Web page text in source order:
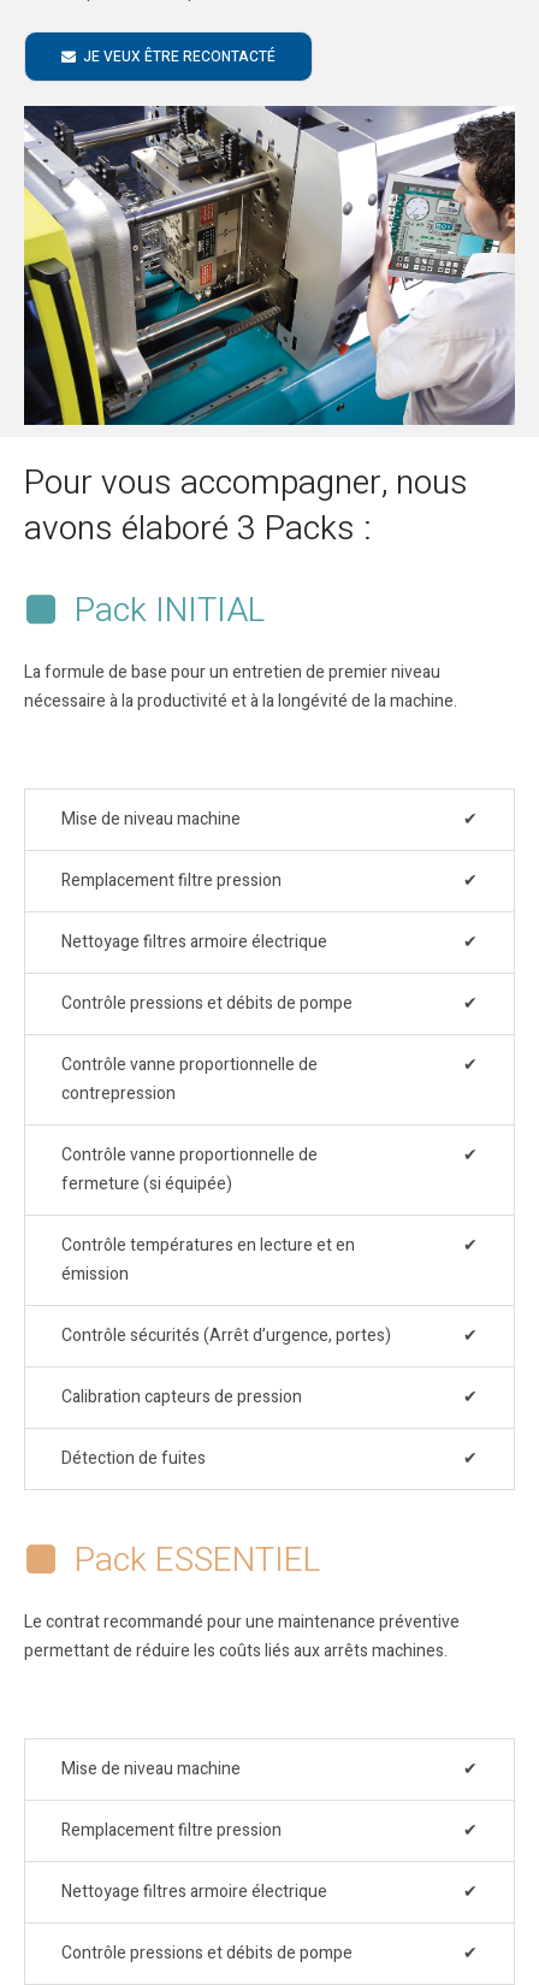
JE VEUX ÊTRE RECONTACTÉ
Pour vous accompagner, nous
avons élaboré 3 Packs :
Pack INITIAL
La formule de base pour un entretien de premier niveau
nécessaire à la productivité et à la longévité de la machine.
Mise de niveau machine ✔
Remplacement filtre pression ✔
Nettoyage filtres armoire électrique ✔
Contrôle pressions et débits de pompe ✔
Contrôle vanne proportionnelle de
contrepression
✔
Contrôle vanne proportionnelle de
fermeture (si équipée)
✔
Contrôle températures en lecture et en
émission
✔
Contrôle sécurités (Arrêt d’urgence, portes) ✔
Calibration capteurs de pression ✔
Détection de fuites ✔
Pack ESSENTIEL
Le contrat recommandé pour une maintenance préventive
permettant de réduire les coûts liés aux arrêts machines.
Mise de niveau machine ✔
Remplacement filtre pression ✔
Nettoyage filtres armoire électrique ✔
Contrôle pressions et débits de pompe ✔